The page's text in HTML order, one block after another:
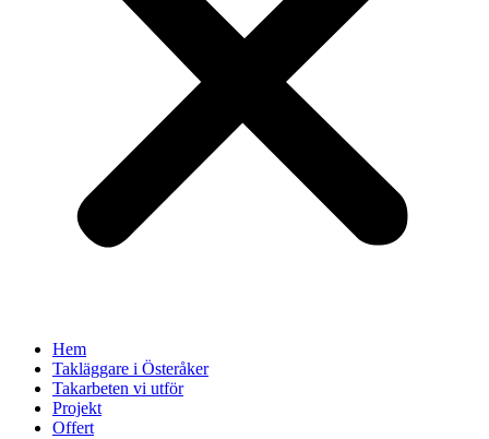
Hem
Takläggare i Österåker
Takarbeten vi utför
Projekt
Offert